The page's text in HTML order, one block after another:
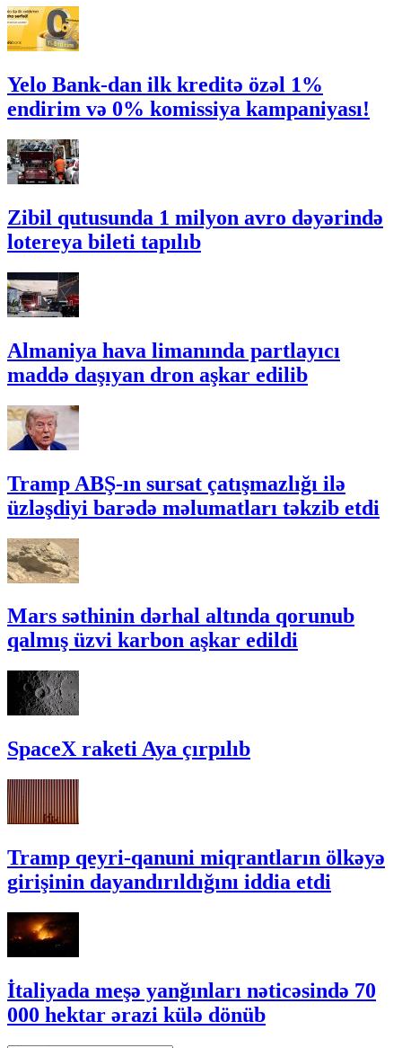
Yelo Bank-dan ilk kreditə özəl 1%
endirim və 0% komissiya kampaniyası!
Zibil qutusunda 1 milyon avro dəyərində
lotereya bileti tapılıb
Almaniya hava limanında partlayıcı
maddə daşıyan dron aşkar edilib
Tramp ABŞ-ın sursat çatışmazlığı ilə
üzləşdiyi barədə məlumatları təkzib etdi
Mars səthinin dərhal altında qorunub
qalmış üzvi karbon aşkar edildi
SpaceX raketi Aya çırpılıb
Tramp qeyri-qanuni miqrantların ölkəyə
girişinin dayandırıldığını iddia etdi
İtaliyada meşə yanğınları nəticəsində 70
000 hektar ərazi külə dönüb